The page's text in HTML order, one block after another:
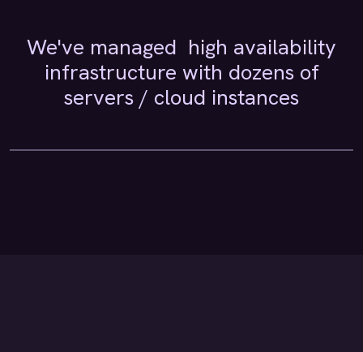
We've managed high availability
infrastructure with dozens of
servers / cloud instances